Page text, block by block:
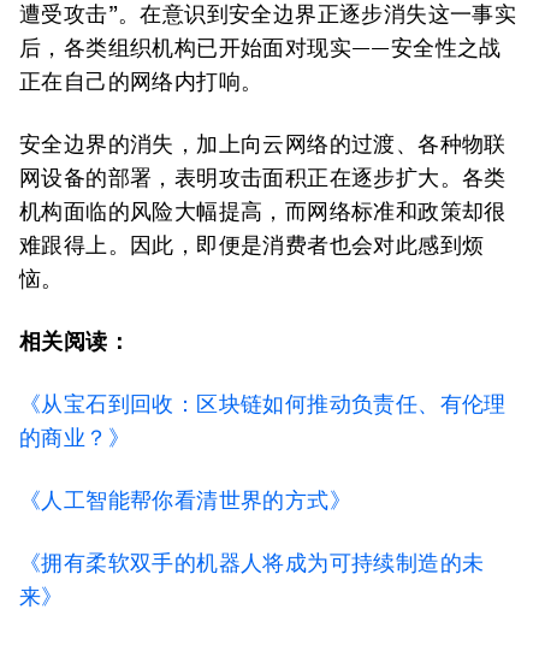
遭受攻击”。在意识到安全边界正逐步消失这一事实
后，各类组织机构已开始面对现实——安全性之战
正在自己的网络内打响。
安全边界的消失，加上向云网络的过渡、各种物联
网设备的部署，表明攻击面积正在逐步扩大。各类
机构面临的风险大幅提高，而网络标准和政策却很
难跟得上。因此，即便是消费者也会对此感到烦
恼。
相关阅读：
《从宝石到回收：区块链如何推动负责任、有伦理
的商业？》
《人工智能帮你看清世界的方式》
《拥有柔软双手的机器人将成为可持续制造的未
来》